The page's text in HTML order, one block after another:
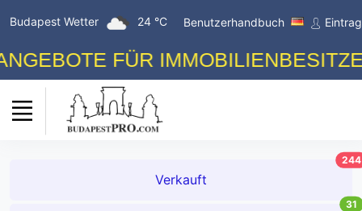
Budapest Wetter 24 °C Benutzerhandbuch
FÜR
Verkauft
244
31